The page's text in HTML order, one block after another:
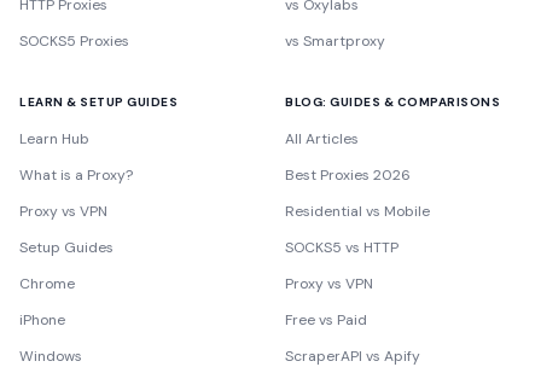
HTTP Proxies
SOCKS5 Proxies
vs Oxylabs
vs Smartproxy
LEARN & SETUP GUIDES
Learn Hub
What is a Proxy?
Proxy vs VPN
Setup Guides
Chrome
iPhone
Windows
BLOG: GUIDES & COMPARISONS
All Articles
Best Proxies 2026
Residential vs Mobile
SOCKS5 vs HTTP
Proxy vs VPN
Free vs Paid
ScraperAPI vs Apify